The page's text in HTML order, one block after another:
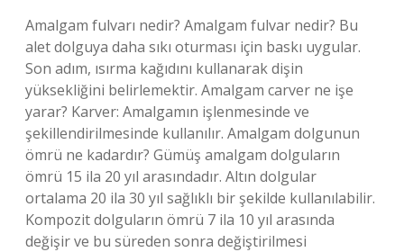
Amalgam fulvarı nedir? Amalgam fulvar nedir? Bu
alet dolguya daha sıkı oturması için baskı uygular.
Son adım, ısırma kağıdını kullanarak dişin
yüksekliğini belirlemektir. Amalgam carver ne işe
yarar? Karver: Amalgamın işlenmesinde ve
şekillendirilmesinde kullanılır. Amalgam dolgunun
ömrü ne kadardır? Gümüş amalgam dolguların
ömrü 15 ila 20 yıl arasındadır. Altın dolgular
ortalama 20 ila 30 yıl sağlıklı bir şekilde kullanılabilir.
Kompozit dolguların ömrü 7 ila 10 yıl arasında
değişir ve bu süreden sonra değiştirilmesi